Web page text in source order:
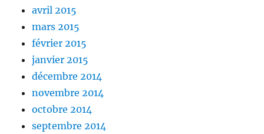
avril 2015
mars 2015
février 2015
janvier 2015
décembre 2014
novembre 2014
octobre 2014
septembre 2014